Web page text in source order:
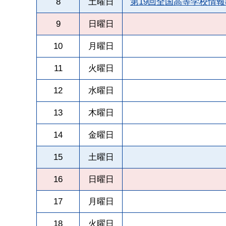
9 日曜日
10 月曜日
11 火曜日
12 水曜日
13 木曜日
14 金曜日
15 土曜日
16 日曜日
17 月曜日
18 火曜日